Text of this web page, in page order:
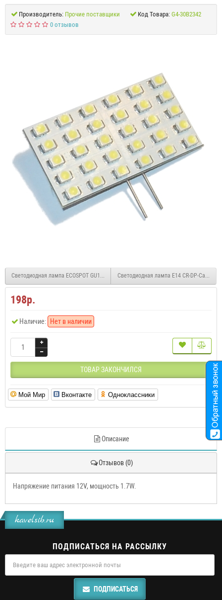
Производитель: Прочие поставщики Код Товара: G4-30B2342
0 отзывов
Светодиодная лампа ECOSPOT GU10 8W White 45deg
198р.
Наличие: Нет в наличии
ТОВАР ЗАКОНЧИЛСЯ
Мой Мир Вконтакте Одноклассники
Описание
Отзывов (0)
Напряжение питания 12V, мощность 1.7W.
kavelsib.ru
ПОДПИСАТЬСЯ НА РАССЫЛКУ
ПОДПИСАТЬСЯ